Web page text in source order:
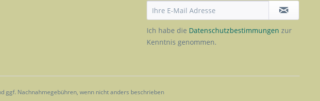
Ich habe die Datenschutzbestimmungen zur
Kenntnis genommen.
ggf. Nachnahmegebühren, wenn nicht anders beschrieben